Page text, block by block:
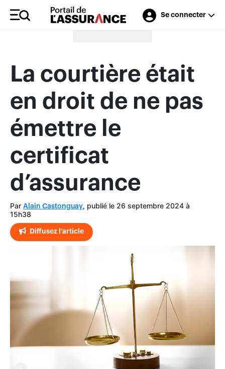
Se connecter
Merci à nos annonceurs
La courtière était
en droit de ne pas
émettre le
certificat
d’assurance
Par Alain Castonguay, publié le 26 septembre 2024 à
15h38
Diffusez l’article